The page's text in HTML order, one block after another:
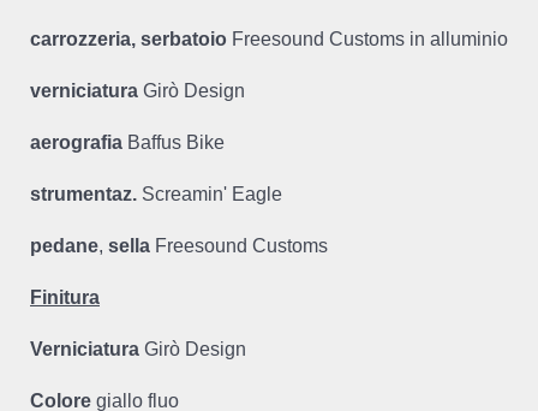
carrozzeria, serbatoio Freesound Customs in alluminio
verniciatura Girò Design
aerografia Baffus Bike
strumentaz. Screamin' Eagle
pedane, sella Freesound Customs
Finitura
Verniciatura Girò Design
Colore giallo fluo